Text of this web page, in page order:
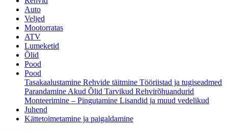
Auto
Veljed
Mootorratas
ATV
Lumeketid
Õlid
Pood
Pood
Tasakaalustamine Rehvide täitmine Tööriistad ja tugiseadmed
Parandamine Akud Õlid Tarvikud Rehvirõhuandurid
Monteerimine – Pingutamine Lisandid ja muud vedelikud
Juhend
Kättetoimetamine ja paigaldamine